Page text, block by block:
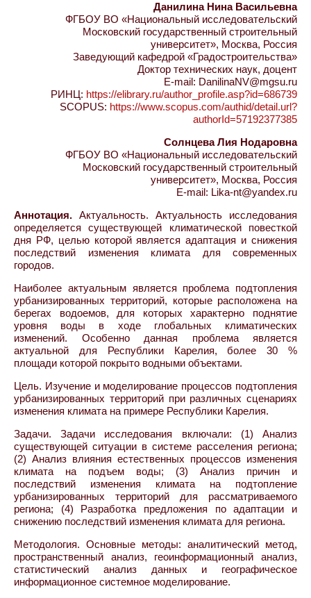
Данилина Нина Васильевна
ФГБОУ ВО «Национальный исследовательский
Московский государственный строительный
университет», Москва, Россия
Заведующий кафедрой «Градостроительства»
Доктор технических наук, доцент
E-mail: DanilinaNV@mgsu.ru
РИНЦ: https://elibrary.ru/author_profile.asp?id=686739
SCOPUS: https://www.scopus.com/authid/detail.url?
authorId=57192377385
Солнцева Лия Нодаровна
ФГБОУ ВО «Национальный исследовательский
Московский государственный строительный
университет», Москва, Россия
E-mail: Lika-nt@yandex.ru
Аннотация. Актуальность. Актуальность исследования
определяется существующей климатической повесткой
дня РФ, целью которой является адаптация и снижения
последствий изменения климата для современных
городов.
Наиболее актуальным является проблема подтопления
урбанизированных территорий, которые расположена на
берегах водоемов, для которых характерно поднятие
уровня воды в ходе глобальных климатических
изменений. Особенно данная проблема является
актуальной для Республики Карелия, более 30 %
площади которой покрыто водными объектами.
Цель. Изучение и моделирование процессов подтопления
урбанизированных территорий при различных сценариях
изменения климата на примере Республики Карелия.
Задачи. Задачи исследования включали: (1) Анализ
существующей ситуации в системе расселения региона;
(2) Анализ влияния естественных процессов изменения
климата на подъем воды; (3) Анализ причин и
последствий изменения климата на подтопление
урбанизированных территорий для рассматриваемого
региона; (4) Разработка предложения по адаптации и
снижению последствий изменения климата для региона.
Методология. Основные методы: аналитический метод,
пространственный анализ, геоинформационный анализ,
статистический анализ данных и географическое
информационное системное моделирование.